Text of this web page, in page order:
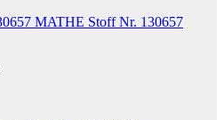
MATHE Stoff Nr. 130657